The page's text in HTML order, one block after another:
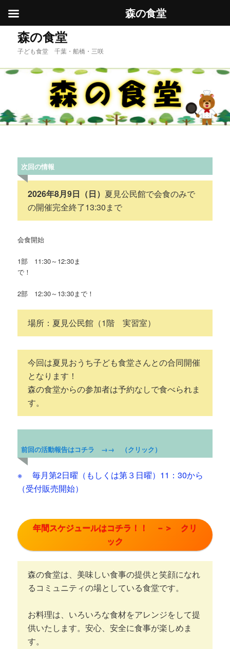
ン
へ
移
森の食堂
子ども食堂 千葉・船橋・三咲
次回の情報
2026年8月9日（日） 夏見公民館で会食のみで
の開催完全終了13:30まで
会食開始
1部 11:30～12:30ま
で
2部 12:30～13:30まで！
場所：夏見公民館（1階 実習室）
今回は夏見おうち子ども食堂さんとの合同開催
となります！
森の食堂からの参加者は予約なしで食べられま
す。
前回の活動報告はコチラ →→ （クリック）
※ 毎月第2日曜（もしくは第３日曜）11：30から
（受付販売開始）
年間スケジュールはコチラ！！ －＞ クリ
ック
森の食堂は、美味しい食事の提供と笑顔になれ
るコミュニティの場としている食堂です。
お料理は、いろいろな食材をアレンジをして提
供いたします。安心、安全に食事が楽しめま
す。
森の食堂